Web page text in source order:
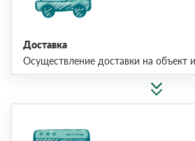
Доставка
Осуществление доставки на объект